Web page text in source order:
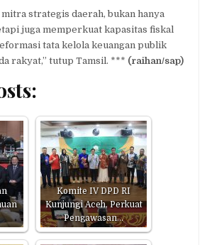
strategis daerah, bukan hanya
juga memperkuat kapasitas fiskal
tata kelola keuangan publik
rakyat,” tutup Tamsil. *** (raihan/sap)
Komite IV DPD RI
Kunjungi Aceh, Perkuat
Pengawasan…